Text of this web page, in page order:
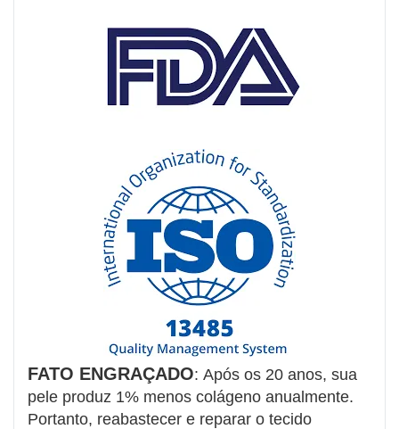
FATO ENGRAÇADO: Após os 20 anos, sua
pele produz 1% menos colágeno anualmente.
Portanto, reabastecer e reparar o tecido